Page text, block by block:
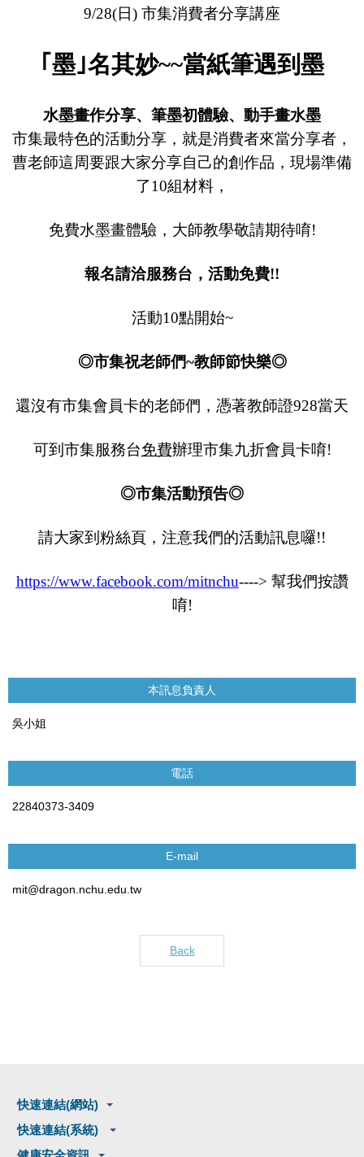
9/28(日) 市集消費者分享講座
｢墨｣名其妙~~當紙筆遇到墨
水墨畫作分享、筆墨初體驗、動手畫水墨
市集最特色的活動分享，就是消費者來當分享者，
曹老師這周要跟大家分享自己的創作品，現場準備
了10組材料，
免費水墨畫體驗，大師教學敬請期待唷!
報名請洽服務台，活動免費!!
活動10點開始~
◎市集祝老師們~教師節快樂◎
還沒有市集會員卡的老師們，憑著教師證928當天
可到市集服務台免費辦理市集九折會員卡唷!
◎市集活動預告◎
請大家到粉絲頁，注意我們的活動訊息囉!!
https://www.facebook.com/mitnchu----> 幫我們按讚
唷!
本訊息負責人
吳小姐
電話
22840373-3409
E-mail
mit@dragon.nchu.edu.tw
Back
快速連結(網站)
快速連結(系統)